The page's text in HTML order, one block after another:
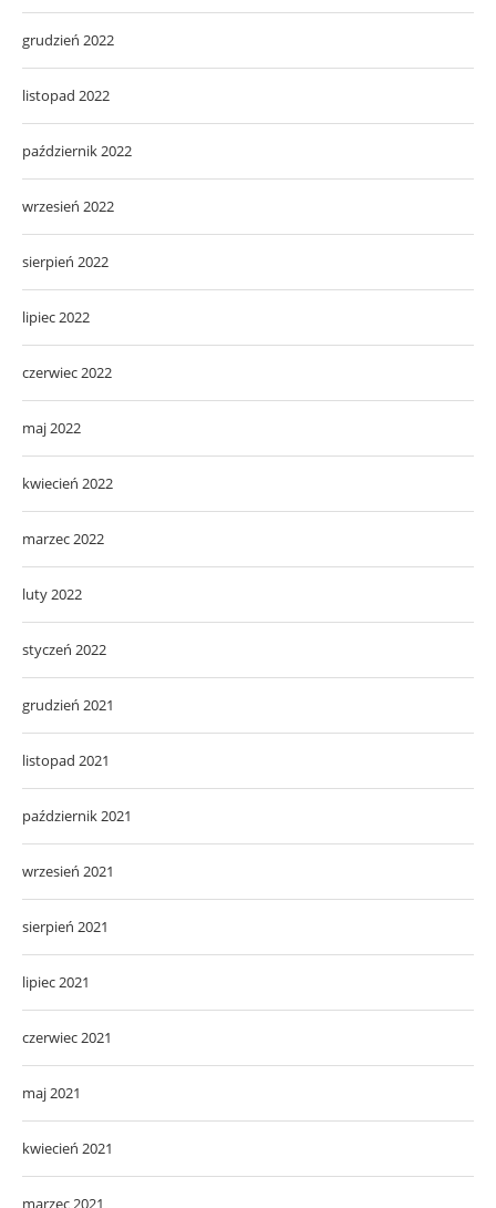
grudzień 2022
listopad 2022
październik 2022
wrzesień 2022
sierpień 2022
lipiec 2022
czerwiec 2022
maj 2022
kwiecień 2022
marzec 2022
luty 2022
styczeń 2022
grudzień 2021
listopad 2021
październik 2021
wrzesień 2021
sierpień 2021
lipiec 2021
czerwiec 2021
maj 2021
kwiecień 2021
marzec 2021